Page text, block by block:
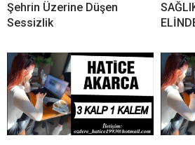
Şehrin Üzerine Düşen
Sessizlik